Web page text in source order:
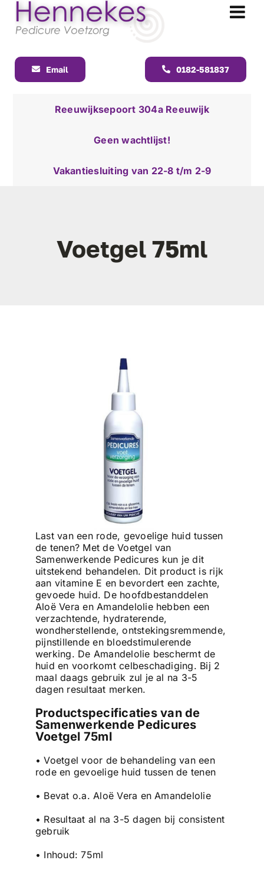
inhoud
Email 0182-581837
Reeuwijksepoort 304a Reeuwijk
Geen wachtlijst!
Vakantiesluiting van 22-8 t/m 2-9
Voetgel 75ml
Last van een rode, gevoelige huid tussen
de tenen? Met de Voetgel van
Samenwerkende Pedicures kun je dit
uitstekend behandelen. Dit product is rijk
aan vitamine E en bevordert een zachte,
gevoede huid. De hoofdbestanddelen
Aloë Vera en Amandelolie hebben een
verzachtende, hydraterende,
wondherstellende, ontstekingsremmende,
pijnstillende en bloedstimulerende
werking. De Amandelolie beschermt de
huid en voorkomt celbeschadiging. Bij 2
maal daags gebruik zul je al na 3-5
dagen resultaat merken.
Productspecificaties van de
Samenwerkende Pedicures
Voetgel 75ml
• Voetgel voor de behandeling van een
rode en gevoelige huid tussen de tenen
• Bevat o.a. Aloë Vera en Amandelolie
• Resultaat al na 3-5 dagen bij consistent
gebruik
• Inhoud: 75ml